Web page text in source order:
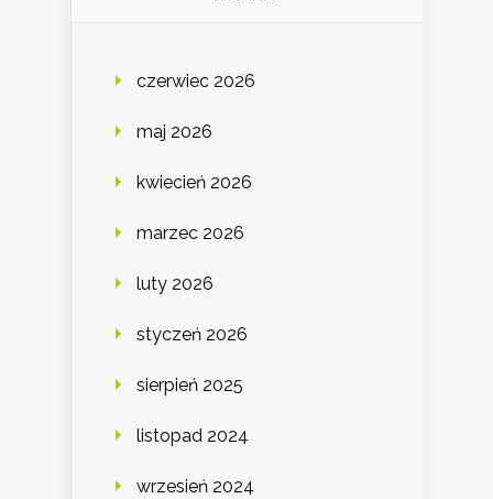
czerwiec 2026
maj 2026
kwiecień 2026
marzec 2026
luty 2026
styczeń 2026
sierpień 2025
listopad 2024
wrzesień 2024